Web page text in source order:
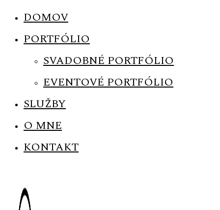
DOMOV
PORTFÓLIO
SVADOBNÉ PORTFÓLIO
EVENTOVÉ PORTFÓLIO
SLUŽBY
O MNE
KONTAKT